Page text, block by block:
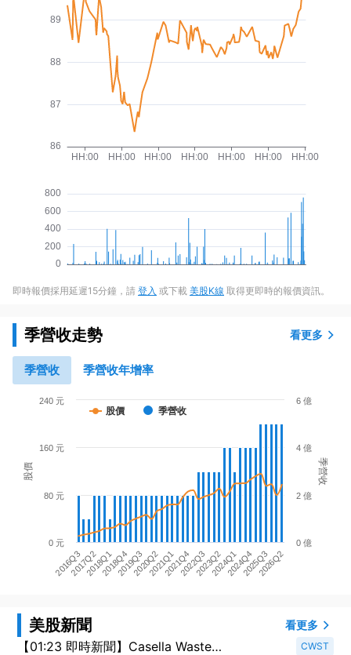
即時報價採用延遲15分鐘，請 登入 或下載 美股K線 取得更即時的報價資訊。
季營收走勢 看更多
季營收 季營收年增率
股價 季營收
股價 季營收
2016Q32018Q12019Q32021Q12022Q32024Q12025Q3
2017Q22018Q42020Q22021Q42023Q22024Q42026Q2
0 元
80 元
160 元
240 元
0 億
2 億
4 億
6 億
美股新聞 看更多
【01:23 即時新聞】Casella Waste
CWST